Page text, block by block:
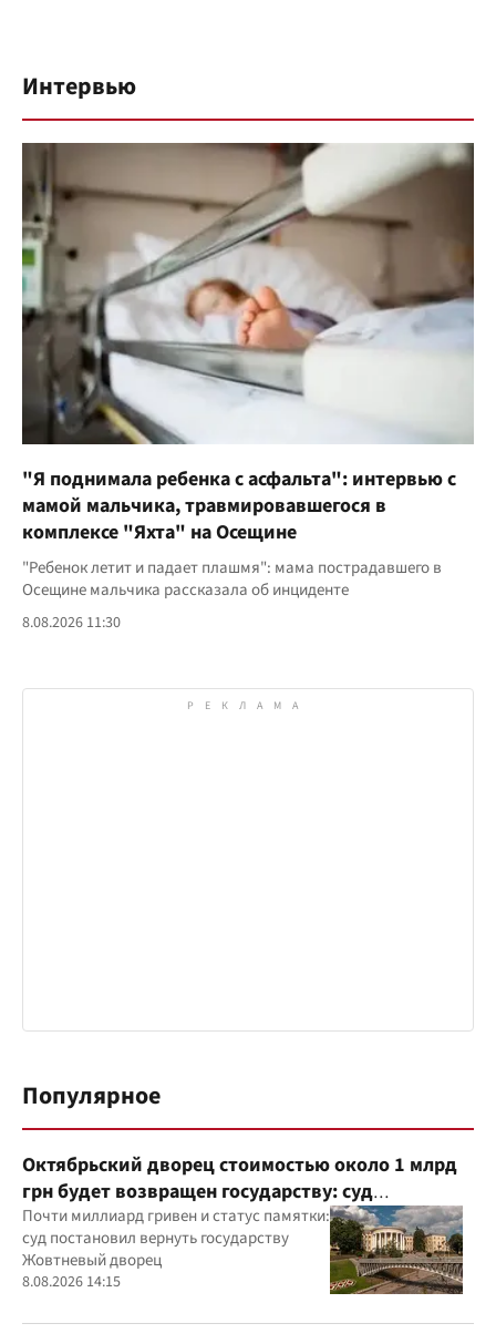
Интервью
"Я поднимала ребенка с асфальта": интервью с
мамой мальчика, травмировавшегося в
комплексе "Яхта" на Осещине
"Ребенок летит и падает плашмя": мама пострадавшего в
Осещине мальчика рассказала об инциденте
8.08.2026 11:30
Популярное
Октябрьский дворец стоимостью около 1 млрд
грн будет возвращен государству: суд
удовлетворил иск прокуратуры
Почти миллиард гривен и статус памятки:
суд постановил вернуть государству
Жовтневый дворец
8.08.2026 14:15